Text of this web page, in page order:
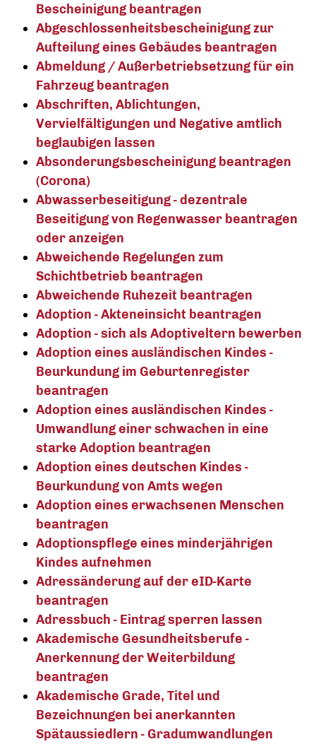
Bescheinigung beantragen
Abgeschlossenheitsbescheinigung zur
Aufteilung eines Gebäudes beantragen
Abmeldung / Außerbetriebsetzung für ein
Fahrzeug beantragen
Abschriften, Ablichtungen,
Vervielfältigungen und Negative amtlich
beglaubigen lassen
Absonderungsbescheinigung beantragen
(Corona)
Abwasserbeseitigung - dezentrale
Beseitigung von Regenwasser beantragen
oder anzeigen
Abweichende Regelungen zum
Schichtbetrieb beantragen
Abweichende Ruhezeit beantragen
Adoption - Akteneinsicht beantragen
Adoption - sich als Adoptiveltern bewerben
Adoption eines ausländischen Kindes -
Beurkundung im Geburtenregister
beantragen
Adoption eines ausländischen Kindes -
Umwandlung einer schwachen in eine
starke Adoption beantragen
Adoption eines deutschen Kindes -
Beurkundung von Amts wegen
Adoption eines erwachsenen Menschen
beantragen
Adoptionspflege eines minderjährigen
Kindes aufnehmen
Adressänderung auf der eID-Karte
beantragen
Adressbuch - Eintrag sperren lassen
Akademische Gesundheitsberufe -
Anerkennung der Weiterbildung
beantragen
Akademische Grade, Titel und
Bezeichnungen bei anerkannten
Spätaussiedlern - Gradumwandlungen